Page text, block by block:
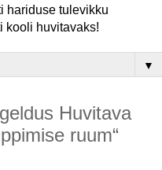
hariduse tulevikku
kooli huvitavaks!
▼
Huvitava
ruum“